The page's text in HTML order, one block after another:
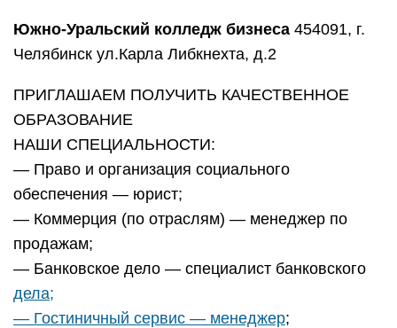
Южно-Уральский колледж бизнеса 454091, г.
Челябинск ул.Карла Либкнехта, д.2
ПРИГЛАШАЕМ ПОЛУЧИТЬ КАЧЕСТВЕННОЕ
ОБРАЗОВАНИЕ
НАШИ СПЕЦИАЛЬНОСТИ:
— Право и организация социального
обеспечения — юрист;
— Коммерция (по отраслям) — менеджер по
продажам;
— Банковское дело — специалист банковского
дела;
— Гостиничный сервис — менеджер;